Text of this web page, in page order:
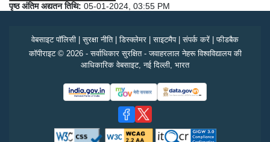
पृष्ठ अंतिम अद्यतन तिथि: 05-01-2024, 03:55 PM
वेबसाइट पॉलिसी |सुरक्षा नीति|डिस्क्लेमर |साइटमैप|संपर्क करें |फीडबैक
कॉपीराइट © 2026 - सर्वाधिकार सुरक्षित - जवाहरलाल नेहरू विश्वविद्यालय की
आधिकारिक वेबसाइट, नई दिल्ली, भारत